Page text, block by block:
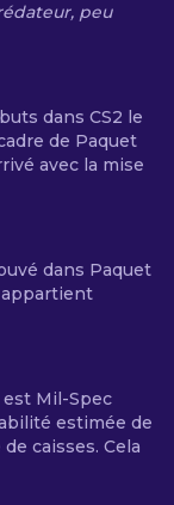
peu
dans CS2 le
de Paquet
avec la mise
dans Paquet
appartient
est Mil-Spec
estimée de
caisses. Cela